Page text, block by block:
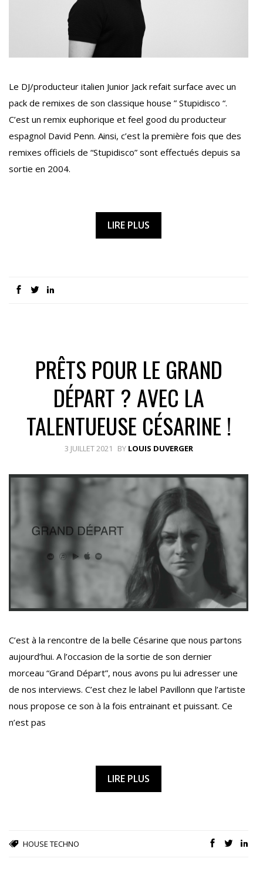
Le DJ/producteur italien Junior Jack refait surface avec un
pack de remixes de son classique house ” Stupidisco “.
C’est un remix euphorique et feel good du producteur
espagnol David Penn. Ainsi, c’est la première fois que des
remixes officiels de “Stupidisco” sont effectués depuis sa
sortie en 2004.
LIRE PLUS
PRÊTS POUR LE GRAND
DÉPART ? AVEC LA
TALENTUEUSE CÉSARINE !
3 JUILLET 2021 BY LOUIS DUVERGER
C’est à la rencontre de la belle Césarine que nous partons
aujourd’hui. A l’occasion de la sortie de son dernier
morceau “Grand Départ”, nous avons pu lui adresser une
de nos interviews. C’est chez le label Pavillonn que l’artiste
nous propose ce son à la fois entrainant et puissant. Ce
n’est pas
LIRE PLUS
HOUSE TECHNO